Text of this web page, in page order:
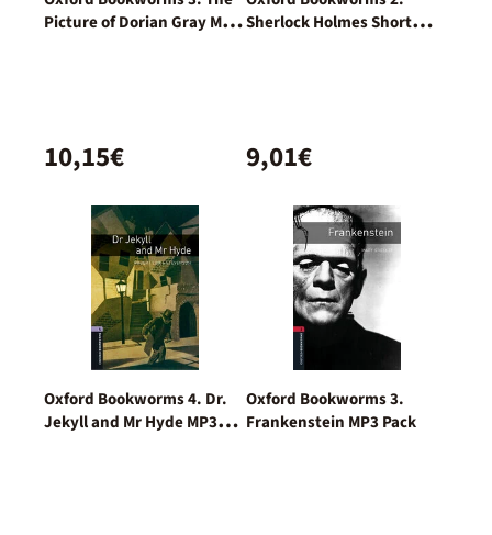
Picture of Dorian Gray MP3
10,15€
Sherlock Holmes Short
9,01€
Oxford Bookworms 4. Dr.
Jekyll and Mr Hyde MP3
Oxford Bookworms 3.
Frankenstein MP3 Pack